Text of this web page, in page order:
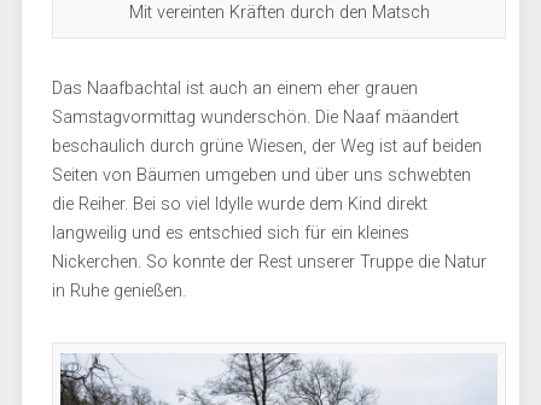
Mit vereinten Kräften durch den Matsch
Das Naafbachtal ist auch an einem eher grauen
Samstagvormittag wunderschön. Die Naaf mäandert
beschaulich durch grüne Wiesen, der Weg ist auf beiden
Seiten von Bäumen umgeben und über uns schwebten
die Reiher. Bei so viel Idylle wurde dem Kind direkt
langweilig und es entschied sich für ein kleines
Nickerchen. So konnte der Rest unserer Truppe die Natur
in Ruhe genießen.